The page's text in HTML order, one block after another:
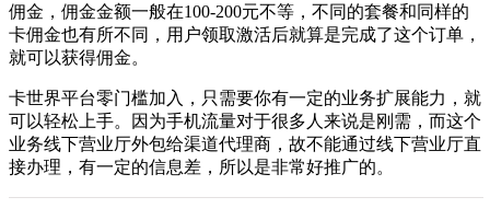
佣金，佣金金额一般在100-200元不等，不同的套餐和同样的
卡佣金也有所不同，用户领取激活后就算是完成了这个订单，
就可以获得佣金。
卡世界平台零门槛加入，只需要你有一定的业务扩展能力，就
可以轻松上手。因为手机流量对于很多人来说是刚需，而这个
业务线下营业厅外包给渠道代理商，故不能通过线下营业厅直
接办理，有一定的信息差，所以是非常好推广的。